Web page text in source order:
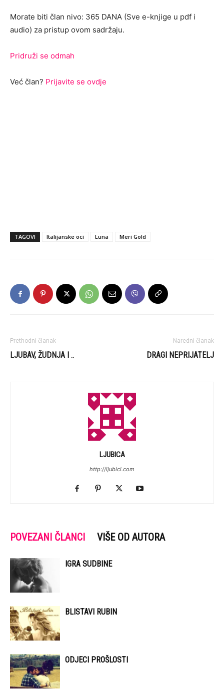
Morate biti član nivo: 365 DANA (Sve e-knjige u pdf i
audio) za pristup ovom sadržaju.
Pridruži se odmah
Već član? Prijavite se ovdje
TAGOVI Italijanske oci Luna Meri Gold
Prethodni članak
LJUBAV, ŽUDNJA I ..
Naredni članak
DRAGI NEPRIJATELJ
LJUBICA
http://ljubici.com
POVEZANI ČLANCI VIŠE OD AUTORA
IGRA SUDBINE
BLISTAVI RUBIN
ODJECI PROŠLOSTI